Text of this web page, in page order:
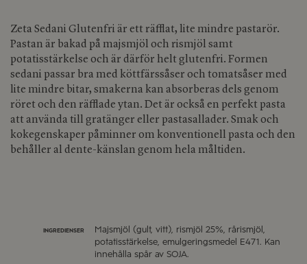
Zeta Sedani Glutenfri är ett räfflat, lite mindre pastarör.
Pastan är bakad på majsmjöl och rismjöl samt
potatisstärkelse och är därför helt glutenfri. Formen
sedani passar bra med köttfärssåser och tomatsåser med
lite mindre bitar, smakerna kan absorberas dels genom
röret och den räfflade ytan. Det är också en perfekt pasta
att använda till gratänger eller pastasallader. Smak och
kokegenskaper påminner om konventionell pasta och den
behåller al dente-känslan genom hela måltiden.
INGREDIENSER
Majsmjöl (gult, vitt), rismjöl 25%, rårismjöl,
potatisstärkelse, emulgeringsmedel E471. Kan
innehålla spår av SOJA.